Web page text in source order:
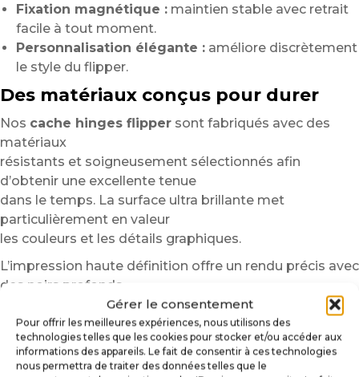
Gérer le consentement
Pour offrir les meilleures expériences, nous utilisons des
technologies telles que les cookies pour stocker et/ou accéder aux
informations des appareils. Le fait de consentir à ces technologies
nous permettra de traiter des données telles que le
Fixation magnétique : maintien stable avec retrait
facile à tout moment.
Personnalisation élégante : améliore discrètement
le style du flipper.
Des matériaux conçus pour durer
Nos cache hinges flipper sont fabriqués avec des
matériaux
résistants et soigneusement sélectionnés afin
d’obtenir une excellente tenue
dans le temps. La surface ultra brillante met
particulièrement en valeur
les couleurs et les détails graphiques.
L’impression haute définition offre un rendu précis avec
des noirs profonds,
des contours nets et des couleurs vibrantes.
De plus, les matériaux résistent aux frottements, aux
manipulations régulières
et aux nettoyages classiques liés à l’entretien du